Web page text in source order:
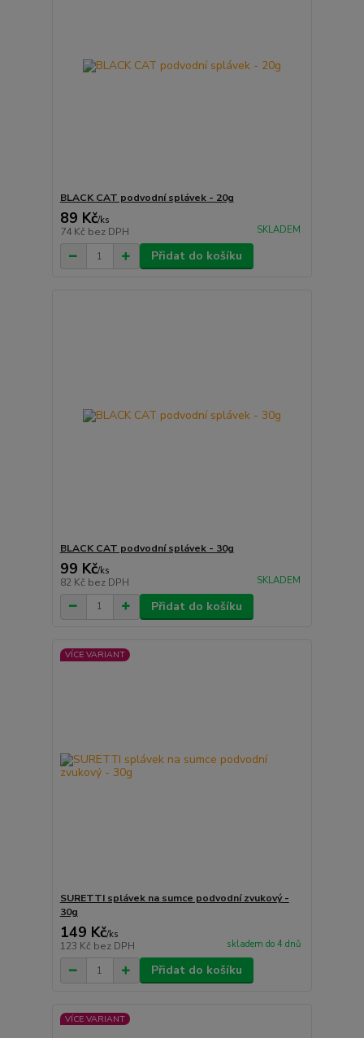
BLACK CAT podvodní splávek - 20g
89 Kč/ks
74 Kč bez DPH SKLADEM
Přidat do košíku
BLACK CAT podvodní splávek - 30g
99 Kč/ks
82 Kč bez DPH SKLADEM
Přidat do košíku
VÍCE VARIANT
SURETTI splávek na sumce podvodní zvukový -
30g
149 Kč/ks
123 Kč bez DPH skladem do 4 dnů
Přidat do košíku
VÍCE VARIANT